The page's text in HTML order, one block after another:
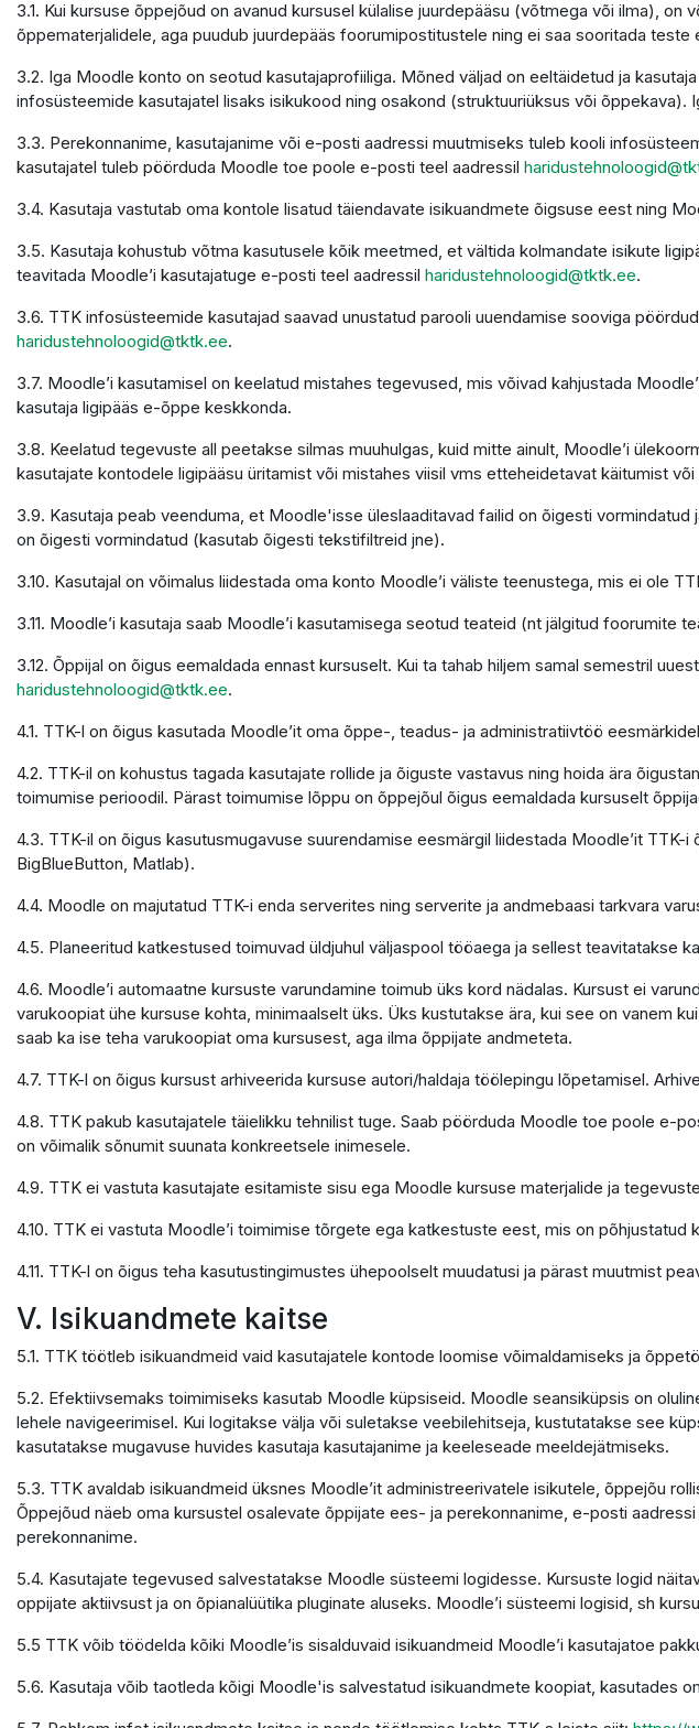
3.1. Kui kursuse õppejõud on avanud kursusel külalise juurdepääsu (võtmega või ilma),
õppematerjalidele, aga puudub juurdepääs foorumipostitustele ning ei saa sooritada teste
3.2. Iga Moodle konto on seotud kasutajaprofiiliga. Mõned väljad on eeltäidetud ja
infosüsteemide kasutajatel lisaks isikukood ning osakond (struktuuriüksus või õppekava).
3.3. Perekonnanime, kasutajanime või e-posti aadressi muutmiseks tuleb kooli
kasutajatel tuleb pöörduda Moodle toe poole e-posti teel aadressil
3.4. Kasutaja vastutab oma kontole lisatud täiendavate isikuandmete õigsuse eest ning
3.5. Kasutaja kohustub võtma kasutusele kõik meetmed, et vältida kolmandate isikute
teavitada Moodle’i kasutajatuge e-posti teel aadressil haridustehnoloogid@tktk.ee.
3.6. TTK infosüsteemide kasutajad saavad unustatud parooli uuendamise sooviga
haridustehnoloogid@tktk.ee.
3.7. Moodle’i kasutamisel on keelatud mistahes tegevused, mis võivad kahjustada
kasutaja ligipääs e-õppe keskkonda.
3.8. Keelatud tegevuste all peetakse silmas muuhulgas, kuid mitte ainult, Moodle’i
kasutajate kontodele ligipääsu üritamist või mistahes viisil vms etteheidetavat käitumist
3.9. Kasutaja peab veenduma, et Moodle'isse üleslaaditavad failid on õigesti
on õigesti vormindatud (kasutab õigesti tekstifiltreid jne).
3.10. Kasutajal on võimalus liidestada oma konto Moodle’i väliste teenustega, mis ei ole
3.11. Moodle’i kasutaja saab Moodle’i kasutamisega seotud teateid (nt jälgitud
3.12. Õppijal on õigus eemaldada ennast kursuselt. Kui ta tahab hiljem samal semestril
haridustehnoloogid@tktk.ee.
4.1. TTK-l on õigus kasutada Moodle’it oma õppe-, teadus- ja administratiivtöö
4.2. TTK-il on kohustus tagada kasutajate rollide ja õiguste vastavus ning hoida ära
toimumise perioodil. Pärast toimumise lõppu on õppejõul õigus eemaldada kursuselt
4.3. TTK-il on õigus kasutusmugavuse suurendamise eesmärgil liidestada Moodle’it
BigBlueButton, Matlab).
4.4. Moodle on majutatud TTK-i enda serverites ning serverite ja andmebaasi tarkvara
4.5. Planeeritud katkestused toimuvad üldjuhul väljaspool tööaega ja sellest teavitatakse
4.6. Moodle’i automaatne kursuste varundamine toimub üks kord nädalas. Kursust ei
varukoopiat ühe kursuse kohta, minimaalselt üks. Üks kustutakse ära, kui see on vanem
saab ka ise teha varukoopiat oma kursusest, aga ilma õppijate andmeteta.
4.7. TTK-l on õigus kursust arhiveerida kursuse autori/haldaja töölepingu lõpetamisel.
4.8. TTK pakub kasutajatele täielikku tehnilist tuge. Saab pöörduda Moodle toe poole e-
on võimalik sõnumit suunata konkreetsele inimesele.
4.9. TTK ei vastuta kasutajate esitamiste sisu ega Moodle kursuse materjalide ja
4.10. TTK ei vastuta Moodle’i toimimise tõrgete ega katkestuste eest, mis on põhjustatud
4.11. TTK-l on õigus teha kasutustingimustes ühepoolselt muudatusi ja pärast muutmist
V. Isikuandmete kaitse
5.1. TTK töötleb isikuandmeid vaid kasutajatele kontode loomise võimaldamiseks ja
5.2. Efektiivsemaks toimimiseks kasutab Moodle küpsiseid. Moodle seansiküpsis on
lehele navigeerimisel. Kui logitakse välja või suletakse veebilehitseja, kustutatakse see
kasutatakse mugavuse huvides kasutaja kasutajanime ja keeleseade meeldejätmiseks.
5.3. TTK avaldab isikuandmeid üksnes Moodle’it administreerivatele isikutele, õppejõu
Õppejõud näeb oma kursustel osalevate õppijate ees- ja perekonnanime, e-posti
perekonnanime.
5.4. Kasutajate tegevused salvestatakse Moodle süsteemi logidesse. Kursuste logid
oppijate aktiivsust ja on õpianalüütika pluginate aluseks. Moodle’i süsteemi logisid, sh
5.5 TTK võib töödelda kõiki Moodle’is sisalduvaid isikuandmeid Moodle’i kasutajatoe
5.6. Kasutaja võib taotleda kõigi Moodle'is salvestatud isikuandmete koopiat, kasutades